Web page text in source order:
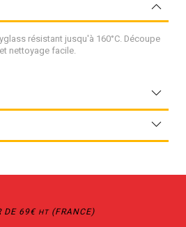
résistant jusqu'à 160°C. Découpe
nettoyage facile.
DE 69€ HT(FRANCE)